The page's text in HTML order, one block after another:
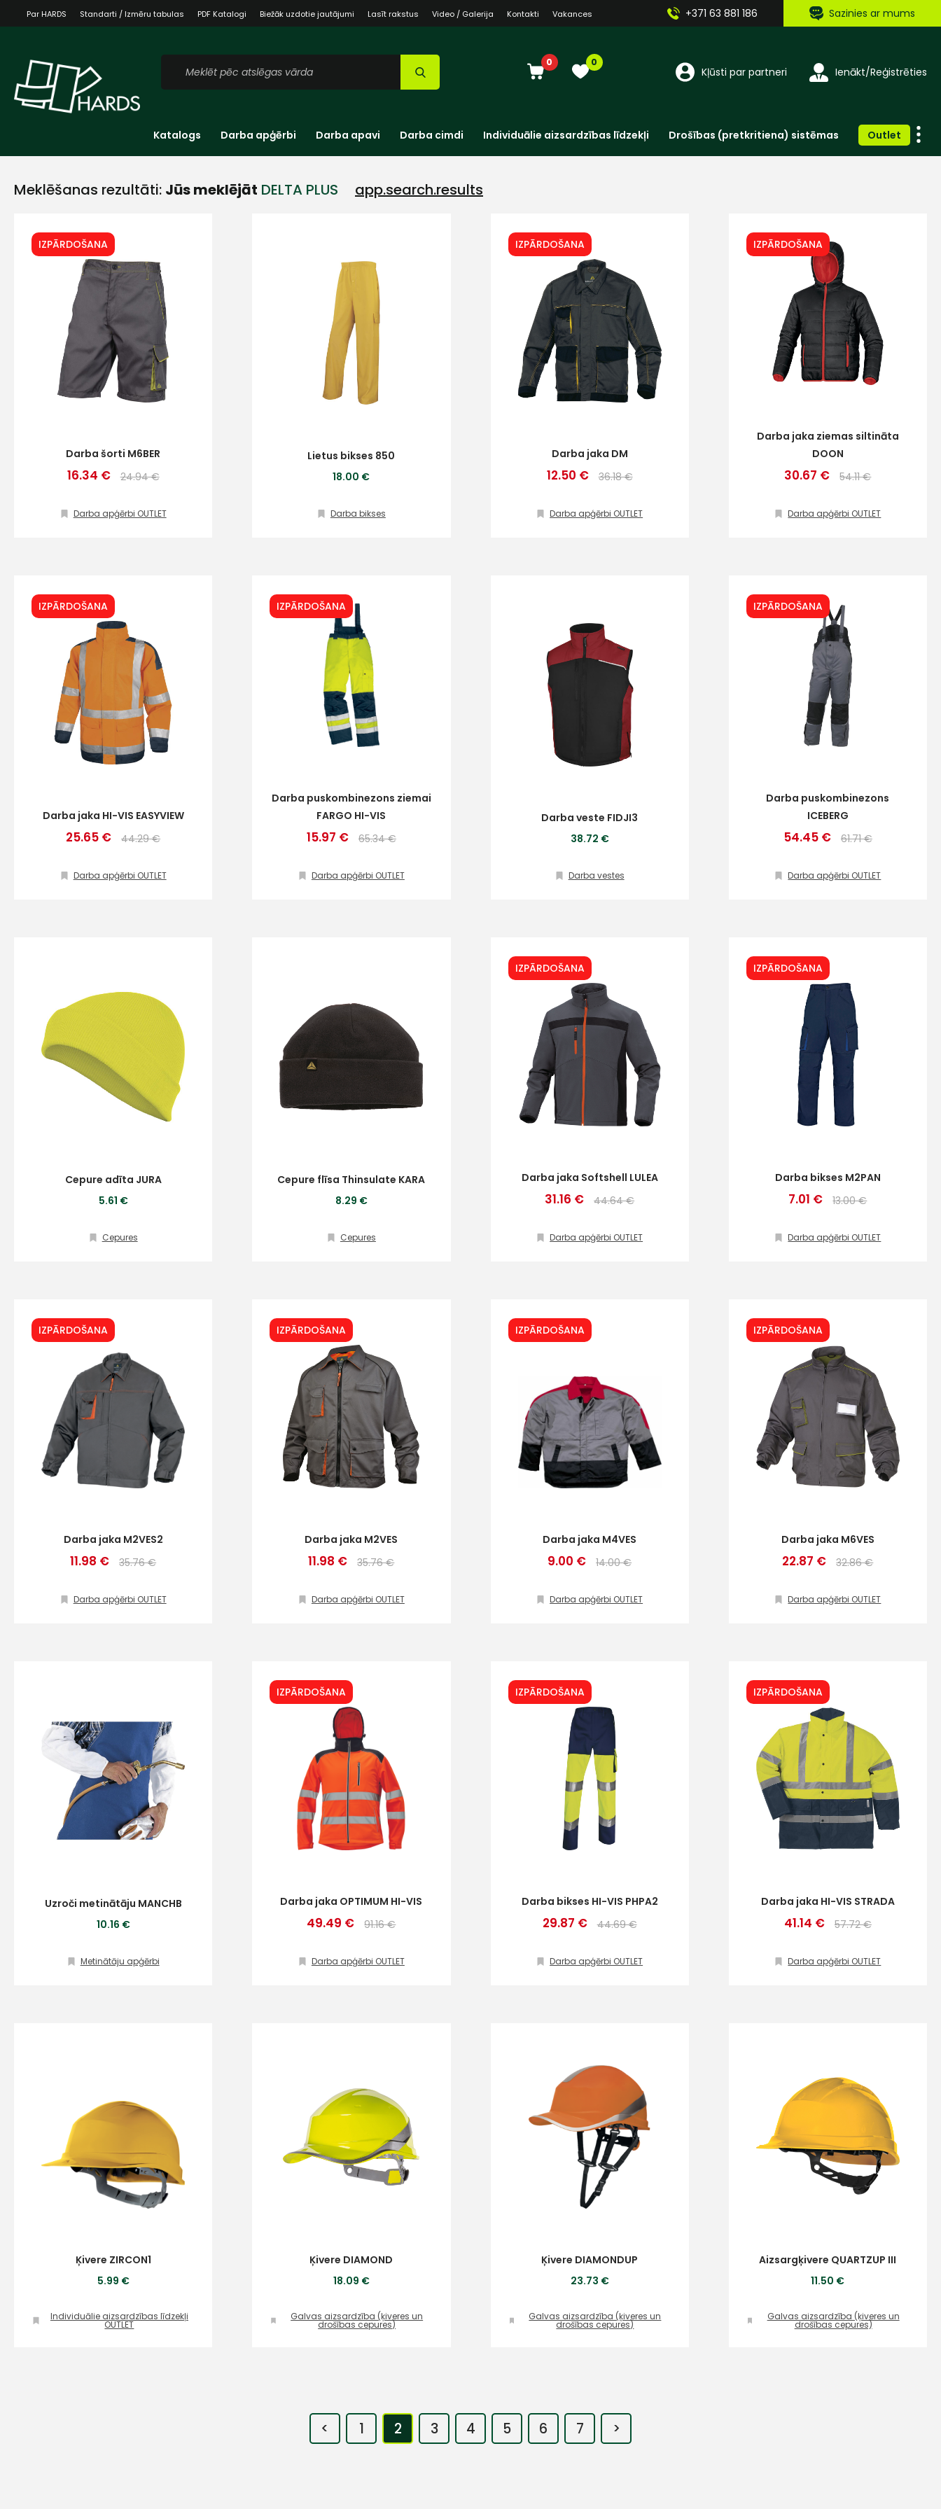
Par HARDS Standarti / Izmēru tabulas PDF Katalogi Biežāk uzdotie jautājumi Lasīt rakstus Video / Galerija Kontakti Vakances +371 63 881 186 Sazinies ar mums
0 0
Kļūsti par partneri Ienākt/Reģistrēties
Katalogs Darba apģērbi Darba apavi Darba cimdi Individuālie aizsardzības līdzekļi Drošības (pretkritiena) sistēmas Outlet
Meklēšanas rezultāti: Jūs meklējāt DELTA PLUS app.search.results
IZPĀRDOŠANA
Darba šorti M6BER
16.34 € 24.94 €
Darba apģērbi OUTLET
Lietus bikses 850
18.00 €
Darba bikses
IZPĀRDOŠANA
Darba jaka DM
12.50 € 36.18 €
Darba apģērbi OUTLET
IZPĀRDOŠANA
Darba jaka ziemas siltināta
DOON
30.67 € 54.11 €
Darba apģērbi OUTLET
IZPĀRDOŠANA
Darba jaka HI-VIS EASYVIEW
25.65 € 44.29 €
Darba apģērbi OUTLET
IZPĀRDOŠANA
Darba puskombinezons ziemai
FARGO HI-VIS
15.97 € 65.34 €
Darba apģērbi OUTLET
Darba veste FIDJI3
38.72 €
Darba vestes
IZPĀRDOŠANA
Darba puskombinezons
ICEBERG
54.45 € 61.71 €
Darba apģērbi OUTLET
Cepure adīta JURA
5.61 €
Cepures
Cepure flīsa Thinsulate KARA
8.29 €
Cepures
IZPĀRDOŠANA
Darba jaka Softshell LULEA
31.16 € 44.64 €
Darba apģērbi OUTLET
IZPĀRDOŠANA
Darba bikses M2PAN
7.01 € 13.00 €
Darba apģērbi OUTLET
IZPĀRDOŠANA
Darba jaka M2VES2
11.98 € 35.76 €
Darba apģērbi OUTLET
IZPĀRDOŠANA
Darba jaka M2VES
11.98 € 35.76 €
Darba apģērbi OUTLET
IZPĀRDOŠANA
Darba jaka M4VES
9.00 € 14.00 €
Darba apģērbi OUTLET
IZPĀRDOŠANA
Darba jaka M6VES
22.87 € 32.86 €
Darba apģērbi OUTLET
Uzroči metinātāju MANCHB
10.16 €
Metinātāju apģērbi
IZPĀRDOŠANA
Darba jaka OPTIMUM HI-VIS
49.49 € 91.16 €
Darba apģērbi OUTLET
IZPĀRDOŠANA
Darba bikses HI-VIS PHPA2
29.87 € 44.69 €
Darba apģērbi OUTLET
IZPĀRDOŠANA
Darba jaka HI-VIS STRADA
41.14 € 57.72 €
Darba apģērbi OUTLET
Ķivere ZIRCON1
5.99 €
Individuālie aizsardzības līdzekļi
OUTLET
Ķivere DIAMOND
18.09 €
Galvas aizsardzība (ķiveres un
drošības cepures)
Ķivere DIAMONDUP
23.73 €
Galvas aizsardzība (ķiveres un
drošības cepures)
Aizsargķivere QUARTZUP III
11.50 €
Galvas aizsardzība (ķiveres un
drošības cepures)
< 1 2 3 4 5 6 7 >
mums!
iespējas
ātrāk
E-pasts
Piekrītu SIA Hards interneta veikala
Piekrītu saņemt jaunumus un īpašos piedāvājumus e-
Klientu
atbalsts
Darbdienās:
8:00 – 17:00
+